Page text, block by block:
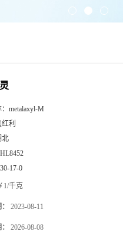
metalaxyl-M
利
北
17-0
1/千克
2023-08-11
2026-08-08